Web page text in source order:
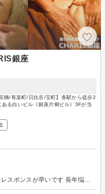
銀座
橋/有楽町/日比谷/宝町】各駅から徒歩2
る白いビル《銀座片桐ビル》3Fが当
知識や技術は素晴らしかったです 何でもレスポンスが早いです 長年悩んでいる方は体験の価値あると思います コロナかですので制約あるなかの体験でした サロン側に非はないのですがやはり落ち着かないまま終了してしまいました